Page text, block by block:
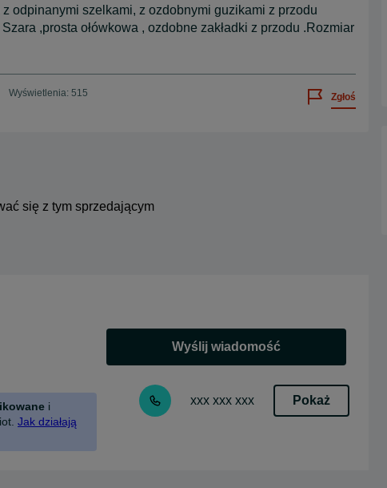
odpinanymi szelkami, z ozdobnymi guzikami z przodu
,prosta ołówkowa , ozdobne zakładki z przodu .Rozmiar
Wyświetlenia: 515 Zgłoś
się z tym sprzedającym
i
Jak działają
Wyślij wiadomość
xxx xxx xxx Pokaż